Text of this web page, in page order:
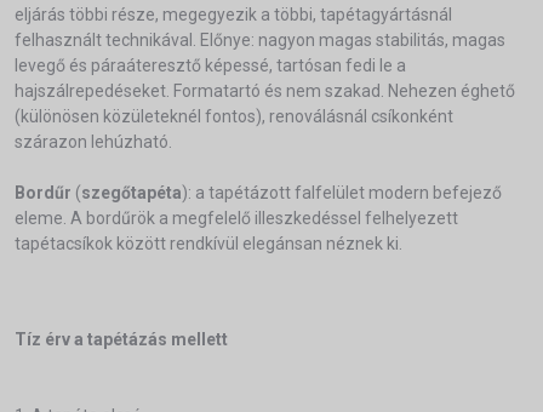
eljárás többi része, megegyezik a többi, tapétagyártásnál
felhasznált technikával. Előnye: nagyon magas stabilitás, magas
levegő és páraáteresztő képessé, tartósan fedi le a
hajszálrepedéseket. Formatartó és nem szakad. Nehezen éghető
(különösen közületeknél fontos), renoválásnál csíkonként
szárazon lehúzható.
Bordűr (szegőtapéta): a tapétázott falfelület modern befejező
eleme. A bordűrök a megfelelő illeszkedéssel felhelyezett
tapétacsíkok között rendkívül elegánsan néznek ki.
Tíz érv a tapétázás mellett